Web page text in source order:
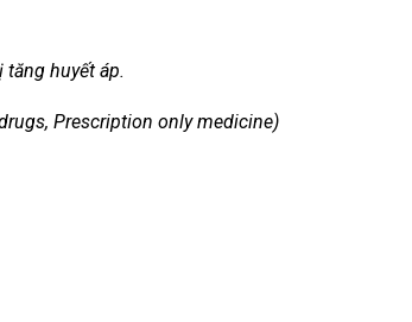
huyết áp.
Prescription only medicine)